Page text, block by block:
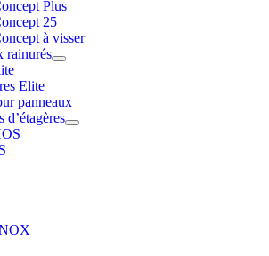
Plus
25
à visser
rainurés
Elite
panneaux
d’étagères